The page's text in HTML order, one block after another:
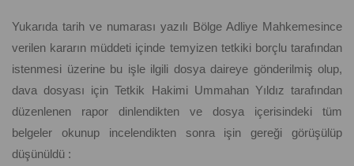
Yukarıda tarih ve numarası yazılı Bölge Adliye Mahkemesince
verilen kararın müddeti içinde temyizen tetkiki borçlu tarafından
istenmesi üzerine bu işle ilgili dosya daireye gönderilmiş olup,
dava dosyası için Tetkik Hakimi Ummahan Yıldız tarafından
düzenlenen rapor dinlendikten ve dosya içerisindeki tüm
belgeler okunup incelendikten sonra işin gereği görüşülüp
düşünüldü :